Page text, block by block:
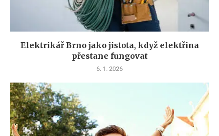
Elektrikář Brno jako jistota, když elektřina
přestane fungovat
6. 1. 2026